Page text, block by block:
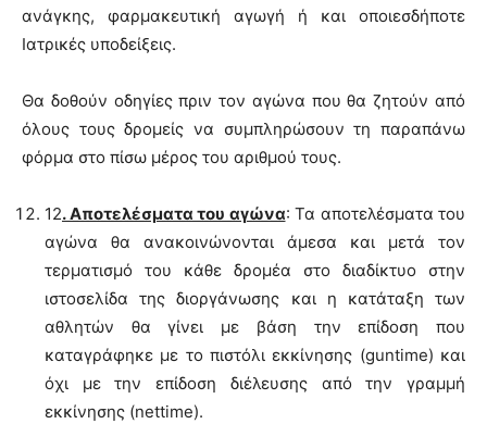
ανάγκης, φαρμακευτική αγωγή ή και οποιεσδήποτε
Ιατρικές υποδείξεις.
Θα δοθούν οδηγίες πριν τον αγώνα που θα ζητούν από
όλους τους δρομείς να συμπληρώσουν τη παραπάνω
φόρμα στο πίσω μέρος του αριθμού τους.
12. Αποτελέσματα του αγώνα: Τα αποτελέσματα του
αγώνα θα ανακοινώνονται άμεσα και μετά τον
τερματισμό του κάθε δρομέα στο διαδίκτυο στην
ιστοσελίδα της διοργάνωσης και η κατάταξη των
αθλητών θα γίνει με βάση την επίδοση που
καταγράφηκε με το πιστόλι εκκίνησης (guntime) και
όχι με την επίδοση διέλευσης από την γραμμή
εκκίνησης (nettime).